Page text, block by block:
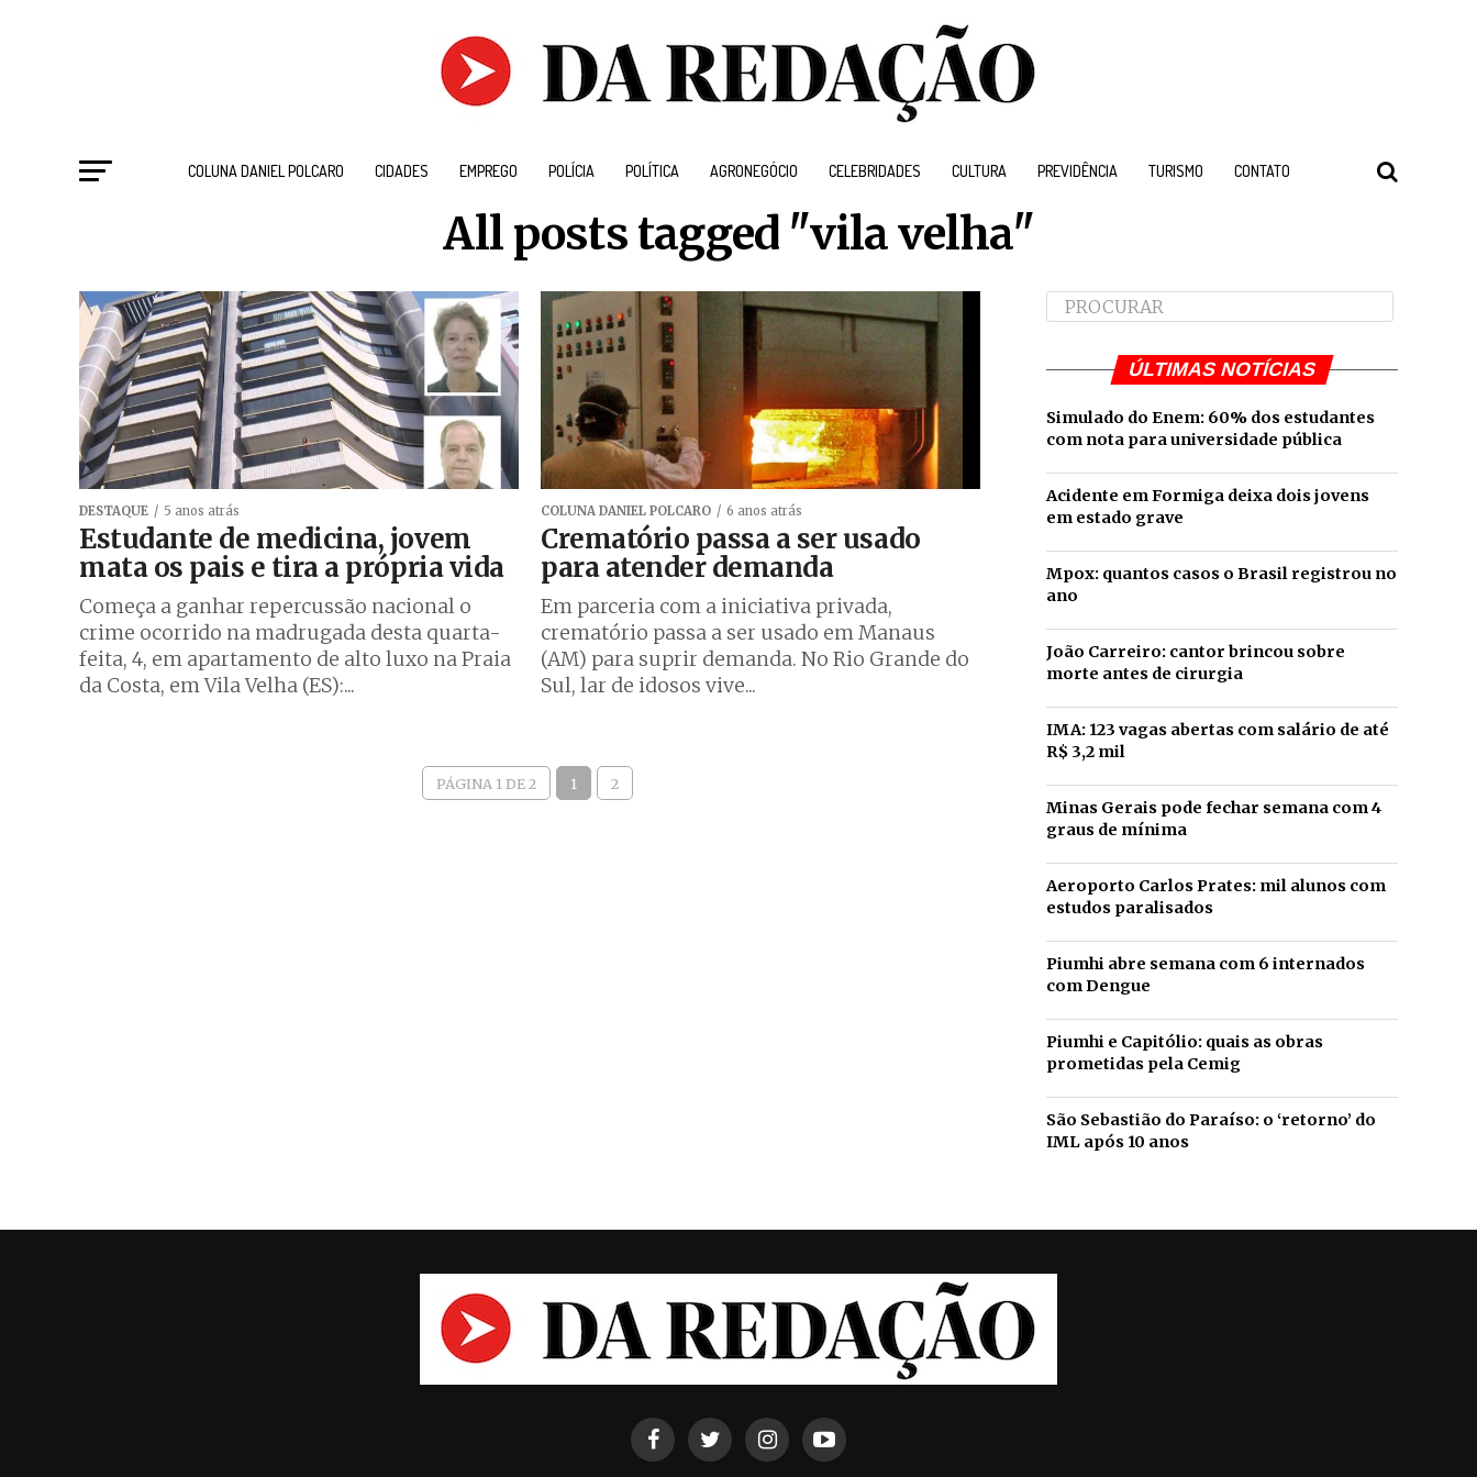
COLUNA DANIEL POLCARO CIDADES EMPREGO POLÍCIA POLÍTICA AGRONEGÓCIO CELEBRIDADES CULTURA PREVIDÊNCIA TURISMO CONTATO
All posts tagged "vila velha"
DESTAQUE 5 anos atrás
Estudante de medicina, jovem
mata os pais e tira a própria vida
Começa a ganhar repercussão nacional o
crime ocorrido na madrugada desta quarta-
feita, 4, em apartamento de alto luxo na Praia
da Costa, em Vila Velha (ES):...
COLUNA DANIEL POLCARO 6 anos atrás
Crematório passa a ser usado
para atender demanda
Em parceria com a iniciativa privada,
crematório passa a ser usado em Manaus
(AM) para suprir demanda. No Rio Grande do
Sul, lar de idosos vive...
PÁGINA 1 DE 2 1 2
ÚLTIMAS NOTÍCIAS
Simulado do Enem: 60% dos estudantes
com nota para universidade pública
Acidente em Formiga deixa dois jovens
em estado grave
Mpox: quantos casos o Brasil registrou no
ano
João Carreiro: cantor brincou sobre
morte antes de cirurgia
IMA: 123 vagas abertas com salário de até
R$ 3,2 mil
Minas Gerais pode fechar semana com 4
graus de mínima
Aeroporto Carlos Prates: mil alunos com
estudos paralisados
Piumhi abre semana com 6 internados
com Dengue
Piumhi e Capitólio: quais as obras
prometidas pela Cemig
São Sebastião do Paraíso: o ‘retorno’ do
IML após 10 anos